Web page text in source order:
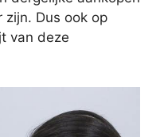
Dus ook op
van deze